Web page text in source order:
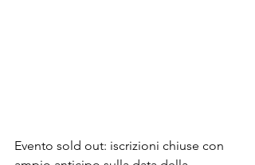
Evento sold out: iscrizioni chiuse con